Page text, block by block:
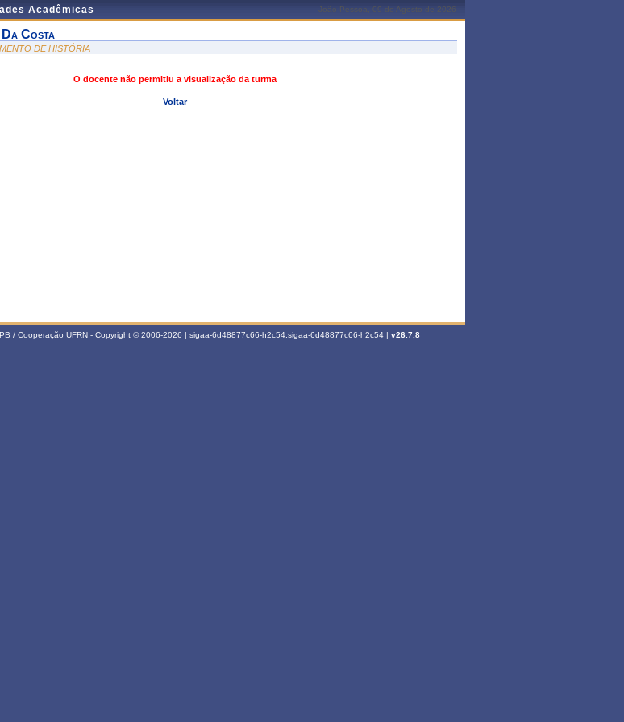
Acadêmicas João Pessoa, 09 de Agosto de 2026
Costa
DE HISTÓRIA
O docente não permitiu a visualização da turma
Voltar
/ Cooperação UFRN - Copyright © 2006-2026 | sigaa-6d48877c66-h2c54.sigaa-6d48877c66-h2c54 | v26.7.8